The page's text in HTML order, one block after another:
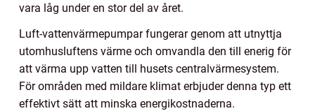
vara låg under en stor del av året.
Luft-vattenvärmepumpar fungerar genom att utnyttja
utomhusluftens värme och omvandla den till enerig för
att värma upp vatten till husets centralvärmesystem.
För områden med mildare klimat erbjuder denna typ ett
effektivt sätt att minska energikostnaderna.